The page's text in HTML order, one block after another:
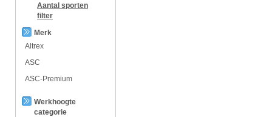
Aantal sporten
filter
Merk
Altrex
ASC
ASC-Premium
Werkhoogte
categorie